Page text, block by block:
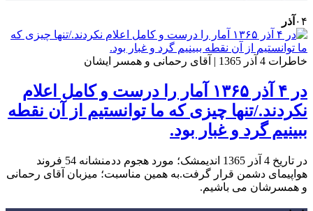
۰۴ آذر
خاطرات 4 آذر 1365 | آقای رحمانی و همسر ایشان
در ۴ آذر ۱۳۶۵ آمار را درست و کامل اعلام
نکردند./تنها چیزی که ما توانستیم از آن نقطه
ببینیم گرد و غبار بود.
در تاریخ 4 آذر 1365 اندیمشک؛ مورد هجوم ددمنشانه 54 فروند
هواپیمای دشمن قرار گرفت.به همین مناسبت؛ میزبان آقای رحمانی
و همسرشان می باشیم.